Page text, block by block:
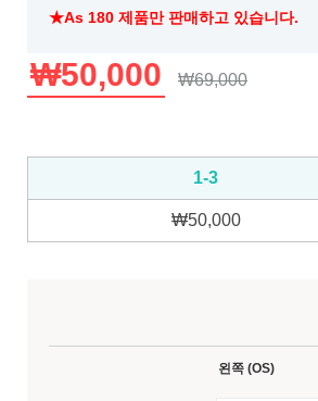
★As 180 제품만 판매하고 있습니다.
₩50,000 ₩69,000
1-3
₩50,000
왼쪽 (OS)